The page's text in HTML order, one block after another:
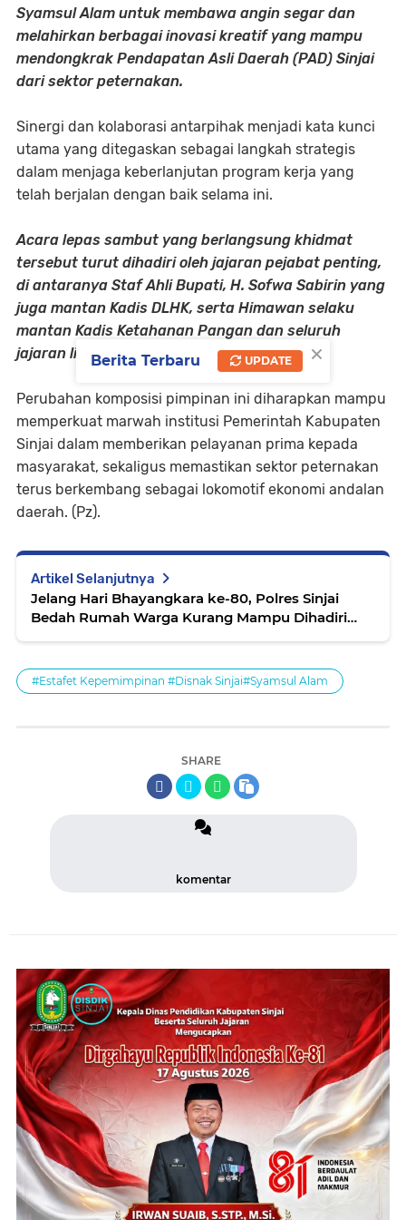
Syamsul Alam untuk membawa angin segar dan
melahirkan berbagai inovasi kreatif yang mampu
mendongkrak Pendapatan Asli Daerah (PAD) Sinjai
dari sektor peternakan.
Sinergi dan kolaborasi antarpihak menjadi kata kunci
utama yang ditegaskan sebagai langkah strategis
dalam menjaga keberlanjutan program kerja yang
telah berjalan dengan baik selama ini.
Acara lepas sambut yang berlangsung khidmat
tersebut turut dihadiri oleh jajaran pejabat penting,
di antaranya Staf Ahli Bupati, H. Sofwa Sabirin yang
juga mantan Kadis DLHK, serta Himawan selaku
mantan Kadis Ketahanan Pangan dan seluruh
jajaran lingkup Dinas Peternakan Sinjai.
Perubahan komposisi pimpinan ini diharapkan mampu
memperkuat marwah institusi Pemerintah Kabupaten
Sinjai dalam memberikan pelayanan prima kepada
masyarakat, sekaligus memastikan sektor peternakan
terus berkembang sebagai lokomotif ekonomi andalan
daerah. (Pz).
Artikel Selanjutnya
Jelang Hari Bhayangkara ke-80, Polres Sinjai
Bedah Rumah Warga Kurang Mampu Dihadiri
#Estafet Kepemimpinan #Disnak Sinjai#Syamsul Alam
SHARE
komentar
×
Berita Terbaru UPDATE